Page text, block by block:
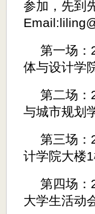
参加，先到
第一场：
体与设计学
第二场：
与城市规划
第三场：
计学院大楼1
第四场：
大学生活动